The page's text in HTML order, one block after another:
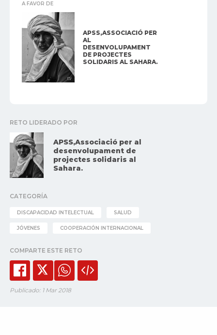
A FAVOR DE
APSS,ASSOCIACIÓ PER
AL
DESENVOLUPAMENT
DE PROJECTES
SOLIDARIS AL SAHARA.
RETO LIDERADO POR
APSS,Associació per al
desenvolupament de
projectes solidaris al
Sahara.
CATEGORÍA
DISCAPACIDAD INTELECTUAL SALUD
JÓVENES COOPERACIÓN INTERNACIONAL
COMPARTE ESTE RETO
Publicado: 1 Mar 2018